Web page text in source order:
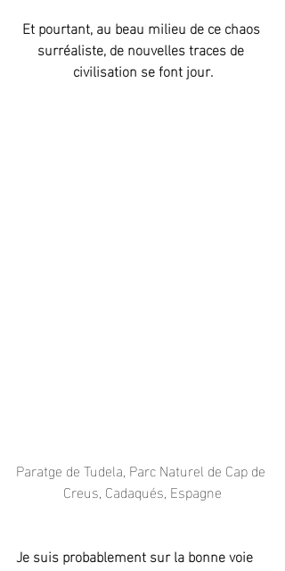
Et pourtant, au beau milieu de ce chaos
surréaliste, de nouvelles traces de
civilisation se font jour.
Paratge de Tudela, Parc Naturel de Cap de
Creus, Cadaqués, Espagne
Je suis probablement sur la bonne voie